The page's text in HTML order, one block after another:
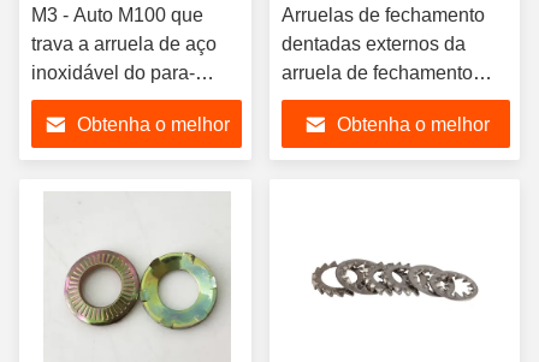
M3 - Auto M100 que
trava a arruela de aço
inoxidável do para-
choque da abóbada da
arruela de fechamento
da estrela
Obtenha o melhor
Arruelas de fechamento
dentadas externos da
arruela de fechamento
DIN6797 do dente do
óxido preto do aço
carbono
Obtenha o melhor